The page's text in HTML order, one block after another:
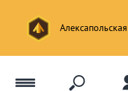
Алексапольская